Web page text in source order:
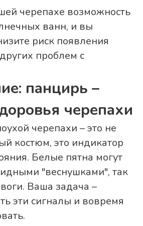
черепахе возможность
ванн, и вы
риск появления
проблем с
панцирь –
черепахи
черепахи – это не
костюм, это индикатор
Белые пятна могут
"веснушками", так
Ваша задача –
эти сигналы и вовремя